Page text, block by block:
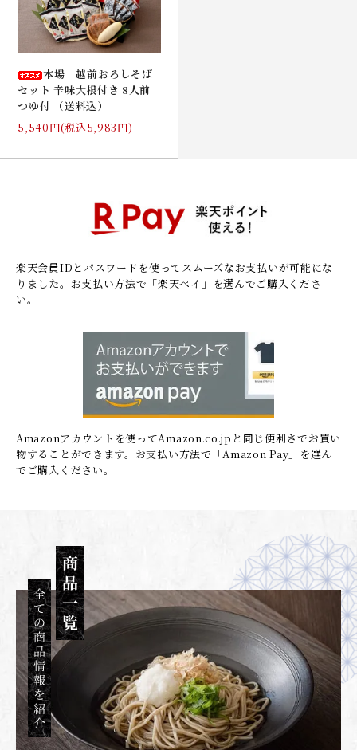
本場 越前おろしそば
セット 辛味大根付き 8人前
つゆ付 （送料込）
5,540円(税込5,983円)
楽天会員IDとパスワードを使ってスムーズなお支払いが可能にな
りました。 お支払い方法で「楽天ペイ」を選んでご購入くださ
い。
Amazonアカウントを使ってAmazon.co.jpと同じ便利さでお買い
物することができます。 お支払い方法で「Amazon Pay」を選ん
でご購入ください。